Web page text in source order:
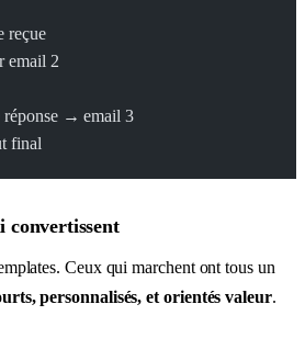
reçue
email 2
réponse → email 3
final
convertissent
Ceux qui marchent ont tous un
personnalisés, et orientés valeur.